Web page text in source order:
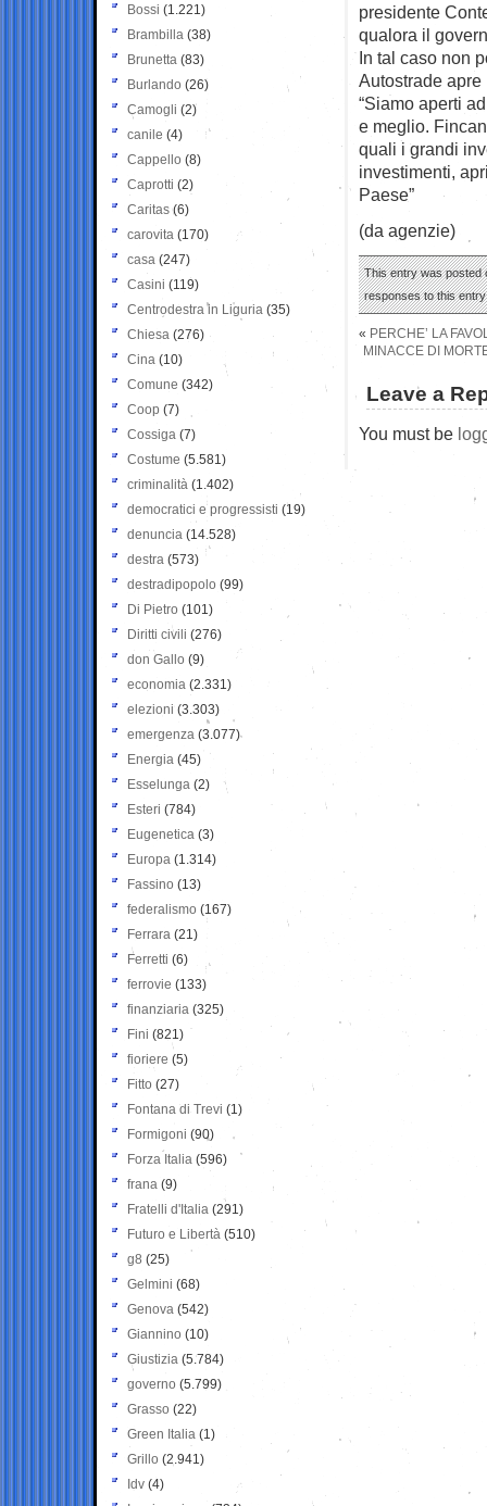
presidente
qualora il
In tal caso non
Autostrade
“Siamo aperti
e meglio.
quali i grandi
investimenti,
Paese”
(da agenzie)
This entry was posted
responses to this
« PERCHE’ LA
MINACCE DI
Leave a
You must be
Bossi (1.221)
Brambilla (38)
Brunetta (83)
Burlando (26)
Camogli (2)
canile (4)
Cappello (8)
Caprotti (2)
Caritas (6)
carovita (170)
casa (247)
Casini (119)
Centrodestra in Liguria (35)
Chiesa (276)
Cina (10)
Comune (342)
Coop (7)
Cossiga (7)
Costume (5.581)
criminalità (1.402)
democratici e progressisti (19)
denuncia (14.528)
destra (573)
destradipopolo (99)
Di Pietro (101)
Diritti civili (276)
don Gallo (9)
economia (2.331)
elezioni (3.303)
emergenza (3.077)
Energia (45)
Esselunga (2)
Esteri (784)
Eugenetica (3)
Europa (1.314)
Fassino (13)
federalismo (167)
Ferrara (21)
Ferretti (6)
ferrovie (133)
finanziaria (325)
Fini (821)
fioriere (5)
Fitto (27)
Fontana di Trevi (1)
Formigoni (90)
Forza Italia (596)
frana (9)
Fratelli d'Italia (291)
Futuro e Libertà (510)
g8 (25)
Gelmini (68)
Genova (542)
Giannino (10)
Giustizia (5.784)
governo (5.799)
Grasso (22)
Green Italia (1)
Grillo (2.941)
Idv (4)